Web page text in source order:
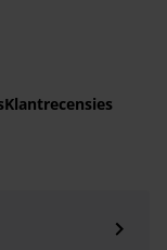
Klantrecensies